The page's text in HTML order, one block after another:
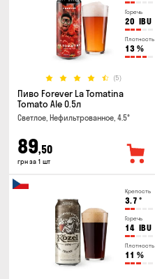
Горечь
20 IBU
Плотность
13 %
(5)
Пиво Forever La Tomatina
Tomato Ale 0.5л
Светлое, Нефильтрованное, 4.5°
89,50
грн за 1 шт
Крепость
3.7 °
Горечь
14 IBU
Плотность
11 %